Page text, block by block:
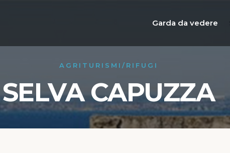
Garda da vedere
AGRITURISMI/RIFUGI
SELVA CAPUZZA